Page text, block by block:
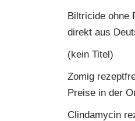
Biltricide ohne
direkt aus
(kein Titel)
Zomig
Preise in der
Clindamycin